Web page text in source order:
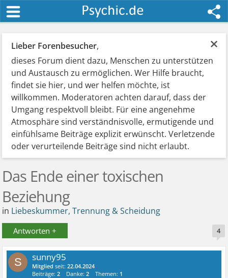
×
Lieber Forenbesucher,
dieses Forum dient dazu, Menschen zu unterstützen
und Austausch zu ermöglichen. Wer Hilfe braucht,
findet sie hier, und wer helfen möchte, ist
willkommen. Moderatoren achten darauf, dass der
Umgang respektvoll bleibt. Für eine angenehme
Atmosphäre sind verständnisvolle, ermutigende und
einfühlsame Beiträge explizit erwünscht. Verletzende
oder verurteilende Beiträge sind nicht erlaubt.
Das Ende einer toxischen
Beziehung
in Liebeskummer, Trennung & Scheidung
Antworten + 4
S sunny95
Mitglied seit:22.04.2024
Beiträge:2 Danke:2 Themen: 1